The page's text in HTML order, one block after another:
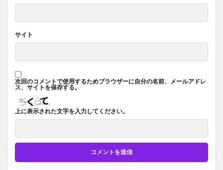
サイト
次回のコメントで使用するためブラウザーに自分の名前、メールアドレ
ス、サイトを保存する。
上に表示された文字を入力してください。